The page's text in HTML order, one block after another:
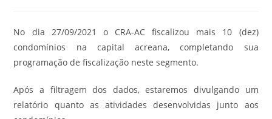
No dia 27/09/2021 o CRA-AC fiscalizou mais 10 (dez)
condomínios na capital acreana, completando sua
programação de fiscalização neste segmento.
Após a filtragem dos dados, estaremos divulgando um
relatório quanto as atividades desenvolvidas junto aos